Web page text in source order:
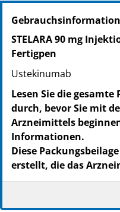
PZN: 18495410
PPN: 111849541044
NTIN: 04150184954104
PZN: 18495427
NTIN: 04150184954272
STELARA 90 mg
Fertigpen
Ustekinumab
Lesen Sie die
durch, bevor Sie mit
Arzneimittels
Informationen.
Diese
erstellt, die das
Heben Sie die
möchten Sie diese